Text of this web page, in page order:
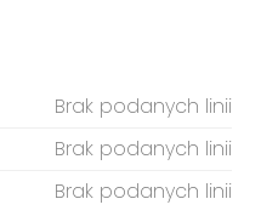
Brak podanych linii
Brak podanych linii
Brak podanych linii